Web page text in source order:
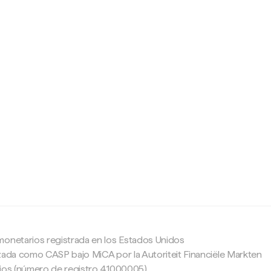
registrada en los Estados Unidos
como CASP bajo MiCA por la Autoriteit Financiële Markten